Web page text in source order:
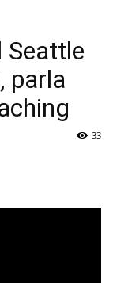
Seattle
parla
33